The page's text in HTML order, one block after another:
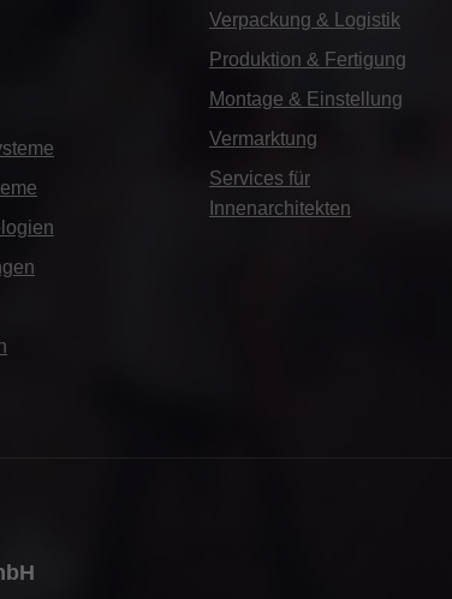
Verpackung & Logistik
Produktion & Fertigung
Montage & Einstellung
Vermarktung
Services für
Innenarchitekten